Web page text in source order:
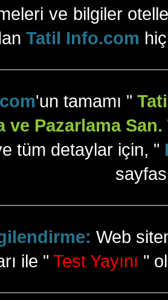
ve bilgiler
Tatil Info.com
'un tamamı "
ve Pazarlama
tüm detaylar için, "
Web
ile " Test Yayını "